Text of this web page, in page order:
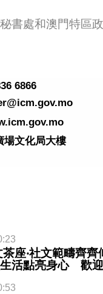
書處和澳門特區
6866
場文化局大樓
座‧社文範疇齊
活點亮身心 歡